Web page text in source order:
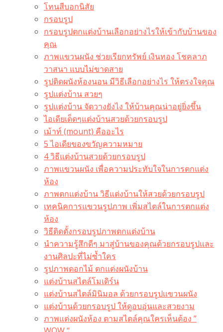
โทนสีบอกนิสัย
กรอบรูป
กรอบรูปตกแต่งบ้านเลือกอย่างไรให้เข้ากับบ้านของ
คุณ
ภาพแขวนผนัง ช่วยเรียกทรัพย์ เงินทอง โชคลาภ
วาสนา แบบไม่ขาดสาย
รูปติดผนังห้องนอน มีวิธีเลือกอย่างไร ให้ตรงใจคุณ
รูปแต่งบ้าน สวยๆ
รูปแต่งบ้าน จัดวางยังไง ให้บ้านคุณน่าอยู่ยิ่งขึ้น
ไอเดียเด็ดๆแต่งบ้านสวยด้วยกรอบรูป
เม้าท์ (mount) คืออะไร​
5 ไอเดียของขวัญความหมาย
4 วิธีแต่งบ้านสวยด้วยกรอบรูป
ภาพแขวนผนัง เพื่อความประทับใจในการตกแต่ง
ห้อง
ภาพตกแต่งบ้าน วิธีแต่งบ้านให้สวยด้วยกรอบรูป
เทคนิคการแขวนรูปภาพ เพิ่มสไตล์ในการตกแต่ง
ห้อง
วิธีติดตั้งกรอบรูปภาพตกแต่งบ้าน
นำความรู้สึกดีๆ มาสู่บ้านของคุณด้วยกรอบรูปและ
งานศิลปะที่ไม่ซ้ำใคร
รูปภาพดอกไม้ ตกแต่งผนังบ้าน
แต่งบ้านสไตล์โมเดิร์น
แต่งบ้านสไตล์มินิมอล ด้วยกรอบรูปแขวนผนัง
แต่งบ้านด้วยกรอบรูป ให้ดูอบอุ่นและสวยงาม
ภาพแต่งผนังห้อง ตามสไตล์คุณใครเห็นต้อง ”